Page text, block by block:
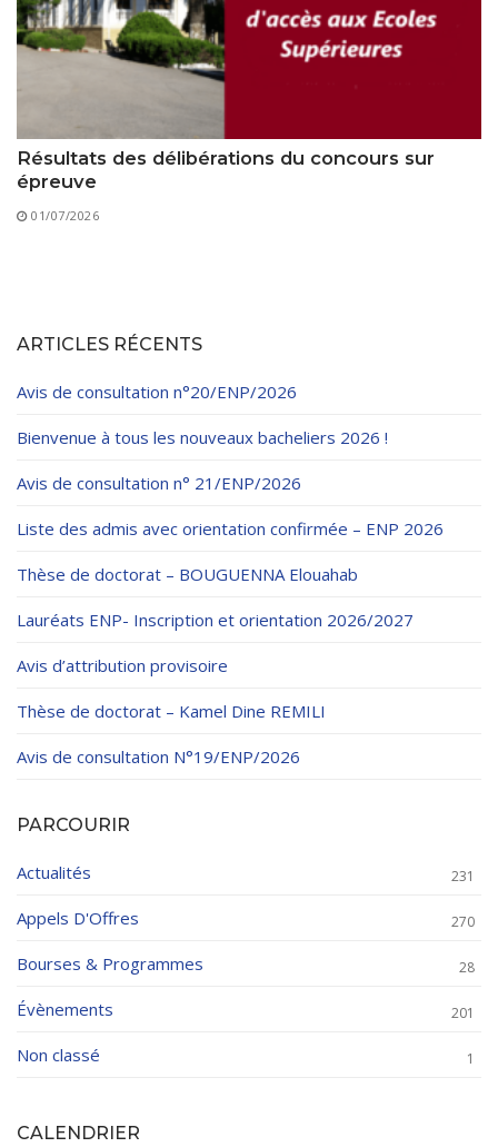
Résultats des délibérations du concours sur
épreuve
01/07/2026
ARTICLES RÉCENTS
Avis de consultation n°20/ENP/2026
Bienvenue à tous les nouveaux bacheliers 2026 !
Avis de consultation n° 21/ENP/2026
Liste des admis avec orientation confirmée – ENP 2026
Thèse de doctorat – BOUGUENNA Elouahab
Lauréats ENP- Inscription et orientation 2026/2027
Avis d’attribution provisoire
Thèse de doctorat – Kamel Dine REMILI
Avis de consultation N°19/ENP/2026
PARCOURIR
Actualités 231
Appels D'Offres 270
Bourses & Programmes 28
Évènements 201
Non classé 1
CALENDRIER